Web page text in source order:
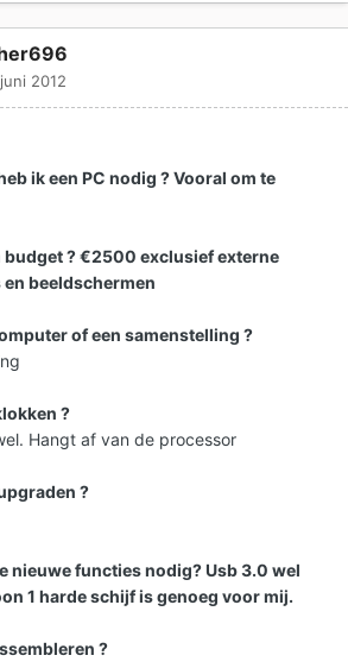
2012
ik een PC nodig ? Vooral om te
budget ? €2500 exclusief externe
beeldschermen
of een samenstelling ?
?
Hangt af van de processor
?
nieuwe functies nodig? Usb 3.0 wel
1 harde schijf is genoeg voor mij.
?